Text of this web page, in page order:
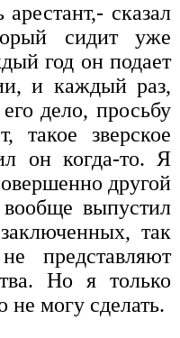
сказал
сидит уже
год он подает
и каждый раз,
дело, просьбу
такое зверское
он когда-то. Я
другой
выпустил
так
представляют
Но я только
могу сделать.